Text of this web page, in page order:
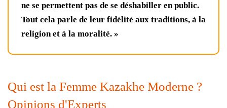
ne se permettent pas de se déshabiller en public.
Tout cela parle de leur fidélité aux traditions, à la
religion et à la moralité. »
Qui est la Femme Kazakhe Moderne ?
Opinions d'Experts